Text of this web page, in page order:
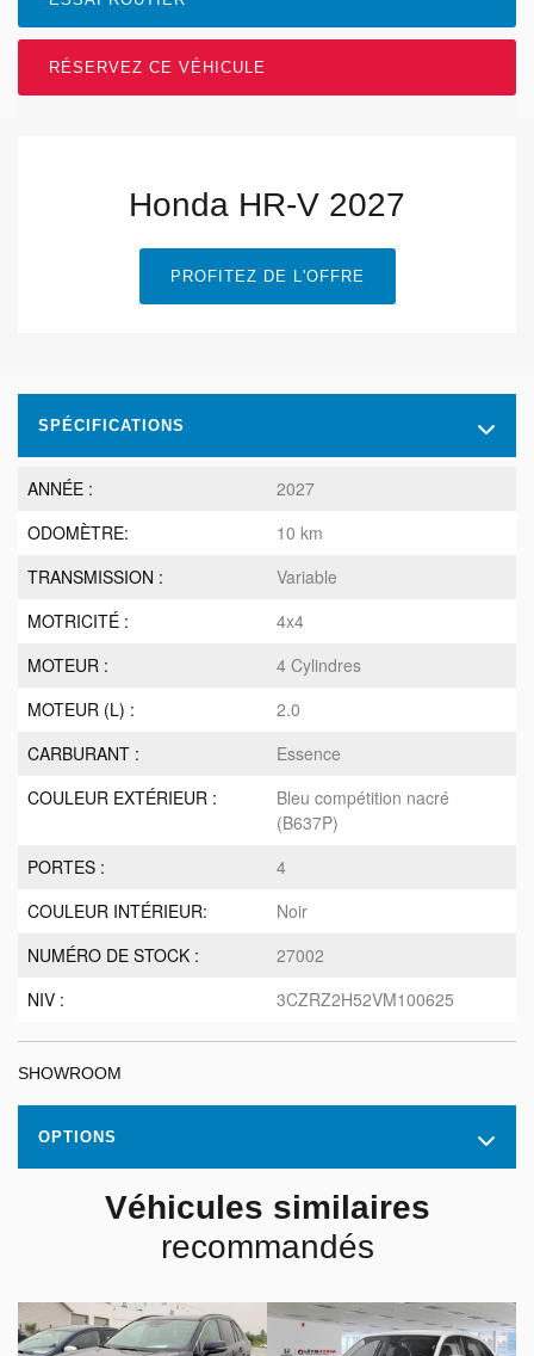
SPÉCIFICATIONS
ANNÉE :
2027
ODOMÈTRE:
10 km
TRANSMISSION :
Variable
MOTRICITÉ :
4x4
MOTEUR :
4 Cylindres
MOTEUR (L) :
2.0
CARBURANT :
Essence
COULEUR EXTÉRIEUR :
Bleu compétition nacré
(B637P)
PORTES :
4
COULEUR INTÉRIEUR:
Noir
NUMÉRO DE STOCK :
27002
NIV :
3CZRZ2H52VM100625
SHOWROOM
OPTIONS
Véhicules similaires
recommandés
RÉSERVEZ CE VÉHICULE
Honda HR-V 2027
PROFITEZ DE L'OFFRE